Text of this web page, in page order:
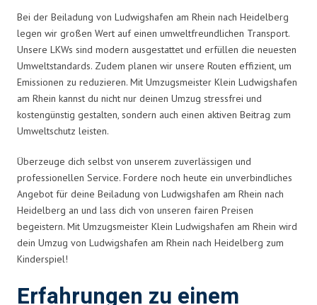
Bei der Beiladung von Ludwigshafen am Rhein nach Heidelberg
legen wir großen Wert auf einen umweltfreundlichen Transport.
Unsere LKWs sind modern ausgestattet und erfüllen die neuesten
Umweltstandards. Zudem planen wir unsere Routen effizient, um
Emissionen zu reduzieren. Mit Umzugsmeister Klein Ludwigshafen
am Rhein kannst du nicht nur deinen Umzug stressfrei und
kostengünstig gestalten, sondern auch einen aktiven Beitrag zum
Umweltschutz leisten.
Überzeuge dich selbst von unserem zuverlässigen und
professionellen Service. Fordere noch heute ein unverbindliches
Angebot für deine Beiladung von Ludwigshafen am Rhein nach
Heidelberg an und lass dich von unseren fairen Preisen
begeistern. Mit Umzugsmeister Klein Ludwigshafen am Rhein wird
dein Umzug von Ludwigshafen am Rhein nach Heidelberg zum
Kinderspiel!
Erfahrungen zu einem